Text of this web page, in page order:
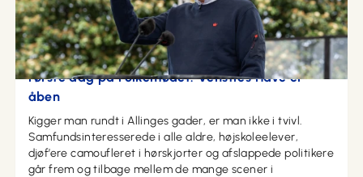
11. juni 2026 kl. 19:02
Første dag på Folkemødet: Venstres Have er
åben
Kigger man rundt i Allinges gader, er man ikke i tvivl.
Samfundsinteresserede i alle aldre, højskoleelever,
djøf’ere camoufleret i hørskjorter og afslappede politikere
går frem og tilbage mellem de mange scener i